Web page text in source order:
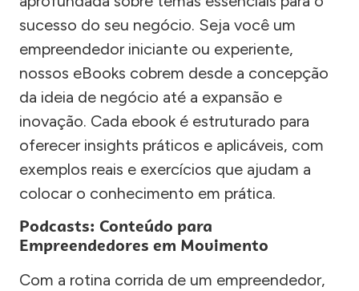
sucesso do seu negócio. Seja você um
empreendedor iniciante ou experiente,
nossos eBooks cobrem desde a concepção
da ideia de negócio até a expansão e
inovação. Cada ebook é estruturado para
oferecer insights práticos e aplicáveis, com
exemplos reais e exercícios que ajudam a
colocar o conhecimento em prática.
Podcasts: Conteúdo para
Empreendedores em Movimento
Com a rotina corrida de um empreendedor,